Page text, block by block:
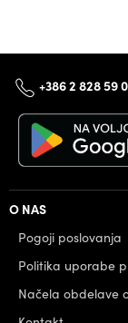
+386 2 828 59
O NAS
Pogoji poslovanja
Politika uporabe
Načela obdelave